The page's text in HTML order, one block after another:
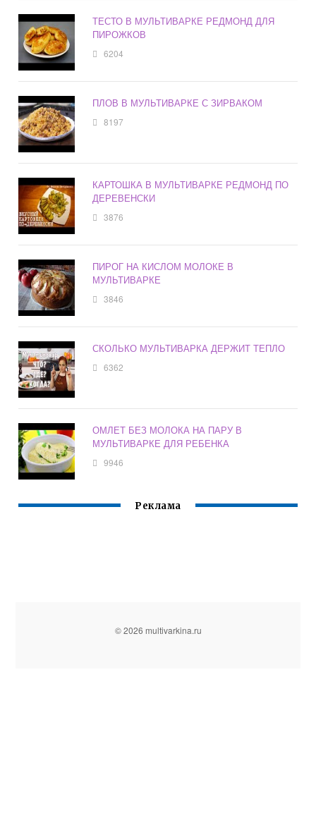
ТЕСТО В МУЛЬТИВАРКЕ РЕДМОНД ДЛЯ
ПИРОЖКОВ
6204
ПЛОВ В МУЛЬТИВАРКЕ С ЗИРВАКОМ
8197
КАРТОШКА В МУЛЬТИВАРКЕ РЕДМОНД ПО
ДЕРЕВЕНСКИ
3876
ПИРОГ НА КИСЛОМ МОЛОКЕ В
МУЛЬТИВАРКЕ
3846
СКОЛЬКО МУЛЬТИВАРКА ДЕРЖИТ ТЕПЛО
6362
ОМЛЕТ БЕЗ МОЛОКА НА ПАРУ В
МУЛЬТИВАРКЕ ДЛЯ РЕБЕНКА
9946
Реклама
© 2026 multivarkina.ru